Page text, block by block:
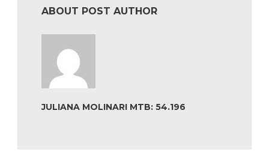
ABOUT POST AUTHOR
JULIANA MOLINARI MTB: 54.196